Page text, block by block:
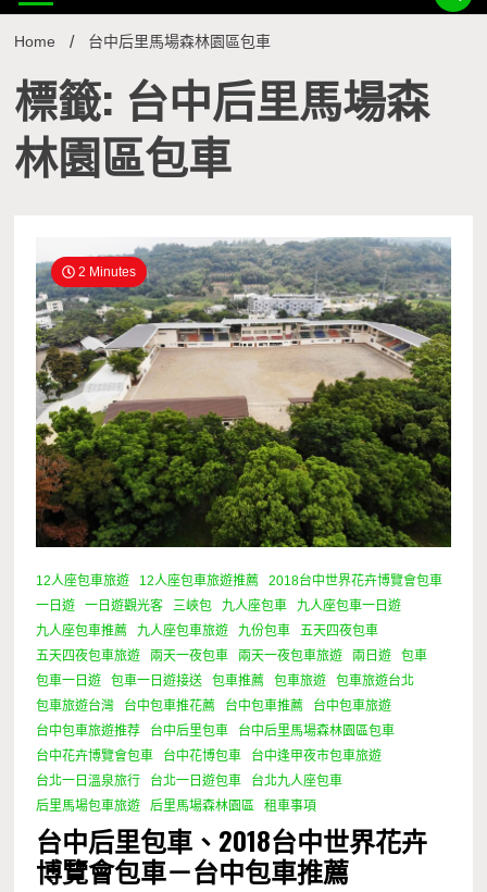
Home 台中后里馬場森林園區包車
標籤: 台中后里馬場森
林園區包車
2 Minutes
12人座包車旅遊 12人座包車旅遊推薦
2018台中世界花卉博覽會包車
一日遊
一日遊觀光客 三峽包 九人座包車
九人座包車一日遊
九人座包車推薦
九人座包車旅遊 九份包車
五天四夜包車
五天四夜包車旅遊
兩天一夜包車 兩天一夜包車旅遊 兩日遊
包車
包車一日遊
包車一日遊接送 包車推薦 包車旅遊
包車旅遊台北
包車旅遊台灣
台中包車推花薦 台中包車推薦
台中包車旅遊
台中包車旅遊推荐
台中后里包車
台中后里馬場森林園區包車
台中花卉博覽會包車
台中花博包車
台中逢甲夜市包車旅遊
台北一日溫泉旅行
台北一日遊包車
台北九人座包車
后里馬場包車旅遊
后里馬場森林園區 租車事項
台中后里包車、2018台中世界花卉
博覽會包車－台中包車推薦